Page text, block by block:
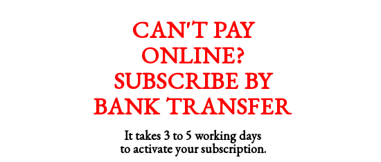
CAN'T PAY
ONLINE?
SUBSCRIBE BY
BANK TRANSFER
It takes 3 to 5 working days
to activate your subscription.